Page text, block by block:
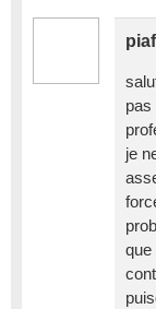
pas
je
que